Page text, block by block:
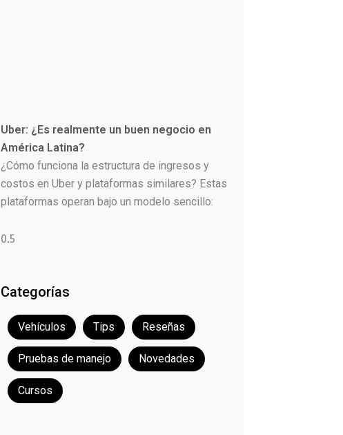
Uber: ¿Es realmente un buen negocio en
América Latina?
¿Cómo funciona la estructura de ingresos y
costos en Uber y plataformas similares? Estas
plataformas operan bajo un modelo sencillo:
Categorías
Vehículos Tips Reseñas
Pruebas de manejo Novedades
Cursos